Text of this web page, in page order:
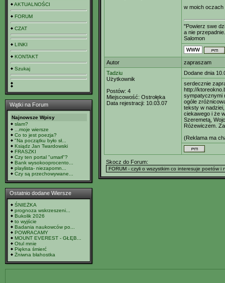
AKTUALNOŚCI
FORUM
CZAT
LINKI
KONTAKT
Szukaj
Wątki na Forum
Najnowsze Wpisy
slam?
...moje wiersze
Co to jest poezja?
"Na początku było sł...
Ksiądz Jan Twardowski
FRASZKI
Czy ten portal "umarł"?
Bank wysokooprocento...
playlista- niezapomn...
Czy są przechowywane...
Ostatnio dodane Wiersze
ŚNIEŻKA
prognoza wskrzeszeni...
Bukolik 2026
to wyjście
Badania naukowców po...
POWRACAMY
MOUNT EVEREST - GŁĘB...
Otul mnie
Piękna śmierć
Żniwna błahostka
w moich
"Powierz swe
a nie
Salomon
Autor
zapraszam
Tadziu
Użytkownik
Postów: 4
Miejscowość: Ostrołęka
Data rejestracji: 10.03.07
Dodane dnia
serdecznie
http://
sympatycznymi
ogóle
teksty w
ciekawego i że
Szeremetą,
Różewiczem.
(Reklama ma
Skocz do Forum: